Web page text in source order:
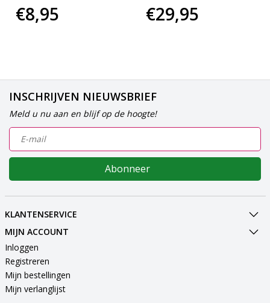
€8,95 €29,95
INSCHRIJVEN NIEUWSBRIEF
Meld u nu aan en blijf op de hoogte!
Abonneer
KLANTENSERVICE
MIJN ACCOUNT
Inloggen
Registreren
Mijn bestellingen
Mijn verlanglijst